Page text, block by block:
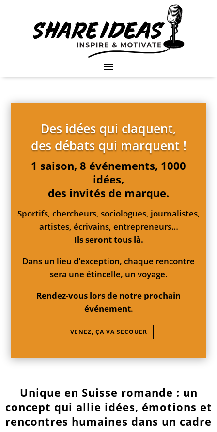
Des idées qui claquent,
des débats qui marquent !
1 saison, 8 événements, 1000
idées,
des invités de marque.
Sportifs, chercheurs, sociologues, journalistes,
artistes, écrivains, entrepreneurs…
Ils seront tous là.
Dans un lieu d’exception, chaque rencontre
sera une étincelle, un voyage.
Rendez-vous lors de notre prochain
événement.
VENEZ, ÇA VA SECOUER
Unique en Suisse romande : un
concept qui allie idées, émotions et
rencontres humaines dans un cadre